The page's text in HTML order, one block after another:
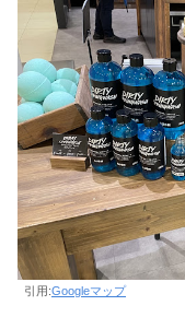
引用:Googleマップ